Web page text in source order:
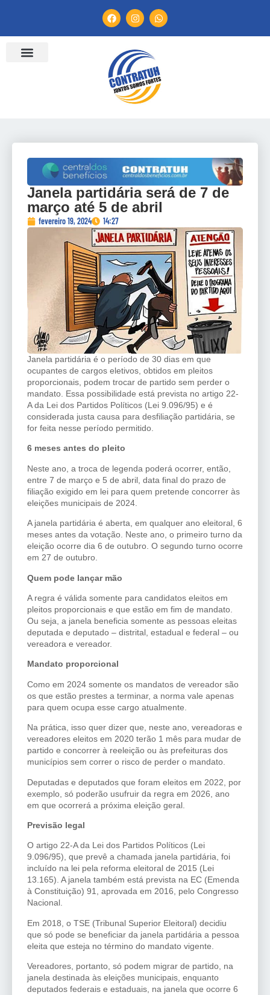
Janela partidária será de 7 de
março até 5 de abril
fevereiro 19, 2024 14:27
Janela partidária é o período de 30 dias em que
ocupantes de cargos eletivos, obtidos em pleitos
proporcionais, podem trocar de partido sem perder o
mandato. Essa possibilidade está prevista no artigo 22-
A da Lei dos Partidos Políticos (Lei 9.096/95) e é
considerada justa causa para desfiliação partidária, se
for feita nesse período permitido.
6 meses antes do pleito
Neste ano, a troca de legenda poderá ocorrer, então,
entre 7 de março e 5 de abril, data final do prazo de
filiação exigido em lei para quem pretende concorrer às
eleições municipais de 2024.
A janela partidária é aberta, em qualquer ano eleitoral, 6
meses antes da votação. Neste ano, o primeiro turno da
eleição ocorre dia 6 de outubro. O segundo turno ocorre
em 27 de outubro.
Quem pode lançar mão
A regra é válida somente para candidatos eleitos em
pleitos proporcionais e que estão em fim de mandato.
Ou seja, a janela beneficia somente as pessoas eleitas
deputada e deputado – distrital, estadual e federal – ou
vereadora e vereador.
Mandato proporcional
Como em 2024 somente os mandatos de vereador são
os que estão prestes a terminar, a norma vale apenas
para quem ocupa esse cargo atualmente.
Na prática, isso quer dizer que, neste ano, vereadoras e
vereadores eleitos em 2020 terão 1 mês para mudar de
partido e concorrer à reeleição ou às prefeituras dos
municípios sem correr o risco de perder o mandato.
Deputadas e deputados que foram eleitos em 2022, por
exemplo, só poderão usufruir da regra em 2026, ano
em que ocorrerá a próxima eleição geral.
Previsão legal
O artigo 22-A da Lei dos Partidos Políticos (Lei
9.096/95), que prevê a chamada janela partidária, foi
incluído na lei pela reforma eleitoral de 2015 (Lei
13.165). A janela também está prevista na EC (Emenda
à Constituição) 91, aprovada em 2016, pelo Congresso
Nacional.
Em 2018, o TSE (Tribunal Superior Eleitoral) decidiu
que só pode se beneficiar da janela partidária a pessoa
eleita que esteja no término do mandato vigente.
Vereadores, portanto, só podem migrar de partido, na
janela destinada às eleições municipais, enquanto
deputados federais e estaduais, na janela que ocorre 6